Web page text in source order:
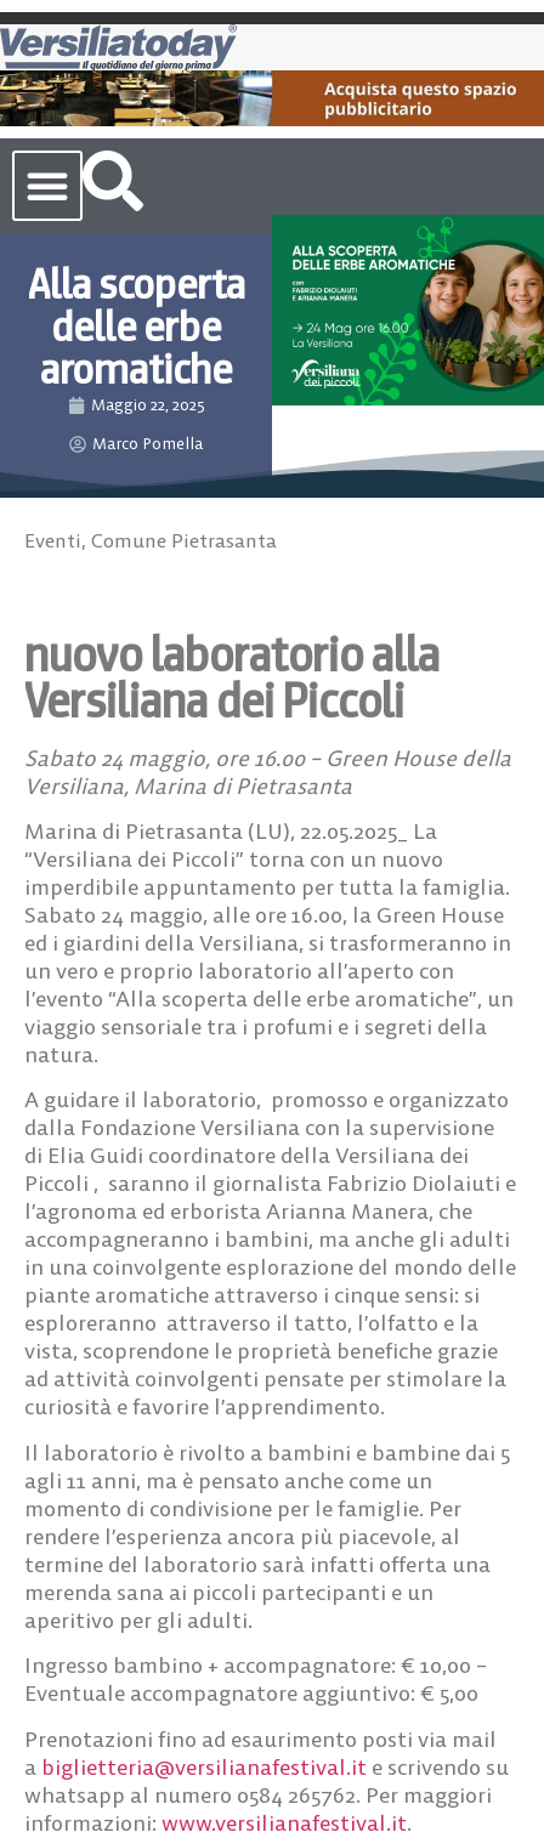
Alla scoperta
delle erbe
aromatiche
Maggio 22, 2025
Marco Pomella
Eventi, Comune Pietrasanta
nuovo laboratorio alla
Versiliana dei Piccoli
Sabato 24 maggio, ore 16.00 – Green House della
Versiliana, Marina di Pietrasanta
Marina di Pietrasanta (LU), 22.05.2025_ La
“Versiliana dei Piccoli” torna con un nuovo
imperdibile appuntamento per tutta la famiglia.
Sabato 24 maggio, alle ore 16.00, la Green House
ed i giardini della Versiliana, si trasformeranno in
un vero e proprio laboratorio all’aperto con
l’evento “Alla scoperta delle erbe aromatiche”, un
viaggio sensoriale tra i profumi e i segreti della
natura.
A guidare il laboratorio, promosso e organizzato
dalla Fondazione Versiliana con la supervisione
di Elia Guidi coordinatore della Versiliana dei
Piccoli , saranno il giornalista Fabrizio Diolaiuti e
l’agronoma ed erboristaArianna Manera, che
accompagneranno i bambini, ma anche gli adulti
in una coinvolgente esplorazione del mondo delle
piante aromatiche attraverso i cinque sensi: si
esploreranno attraverso il tatto, l’olfatto e la
vista, scoprendone le proprietà benefiche grazie
ad attività coinvolgenti pensate per stimolare la
curiosità e favorire l’apprendimento.
Il laboratorio è rivolto a bambini e bambine dai 5
agli 11 anni, ma è pensato anche come un
momento di condivisione per le famiglie. Per
rendere l’esperienza ancora più piacevole, al
termine del laboratorio sarà infatti offerta una
merenda sana ai piccoli partecipanti e un
aperitivo per gli adulti.
Ingresso bambino + accompagnatore: € 10,00 –
Eventuale accompagnatore aggiuntivo: € 5,00
Prenotazioni fino ad esaurimento posti via mail
a biglietteria@versilianafestival.it e scrivendo su
whatsapp al numero 0584 265762. Per maggiori
informazioni: www.versilianafestival.it.